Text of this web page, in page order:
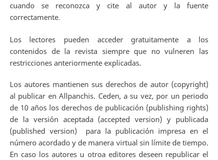
cuando se reconozca y cite al autor y la fuente
correctamente.
Los lectores pueden acceder gratuitamente a los
contenidos de la revista siempre que no vulneren las
restricciones anteriormente explicadas.
Los autores mantienen sus derechos de autor (copyright)
al publicar en Allpanchis. Ceden, a su vez, por un periodo
de 10 años los derechos de publicación (publishing rights)
de la versión aceptada (accepted version) y publicada
(published version) para la publicación impresa en el
número acordado y de manera virtual sin límite de tiempo.
En caso los autores u otroa editores deseen republicar el